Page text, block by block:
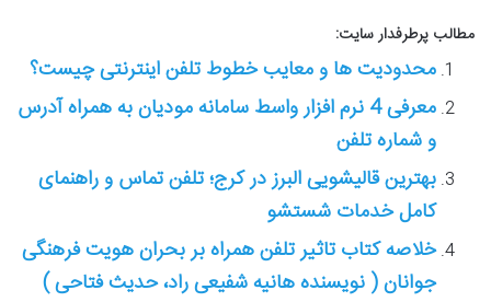
مطالب پرطرفدار سایت:
محدودیت ها و معایب خطوط تلفن اینترنتی چیست؟
معرفی 4 نرم افزار واسط سامانه مودیان به همراه آدرس
و شماره تلفن
بهترین قالیشویی البرز در کرج؛ تلفن تماس و راهنمای
کامل خدمات شستشو
خلاصه کتاب تاثیر تلفن همراه بر بحران هویت فرهنگی
جوانان ( نویسنده هانیه شفیعی راد، حدیث فتاحی )